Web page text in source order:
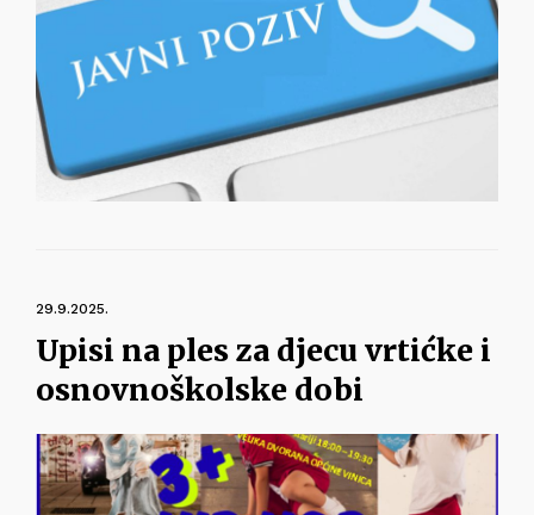
29.9.2025.
Upisi na ples za djecu vrtićke i
osnovnoškolske dobi